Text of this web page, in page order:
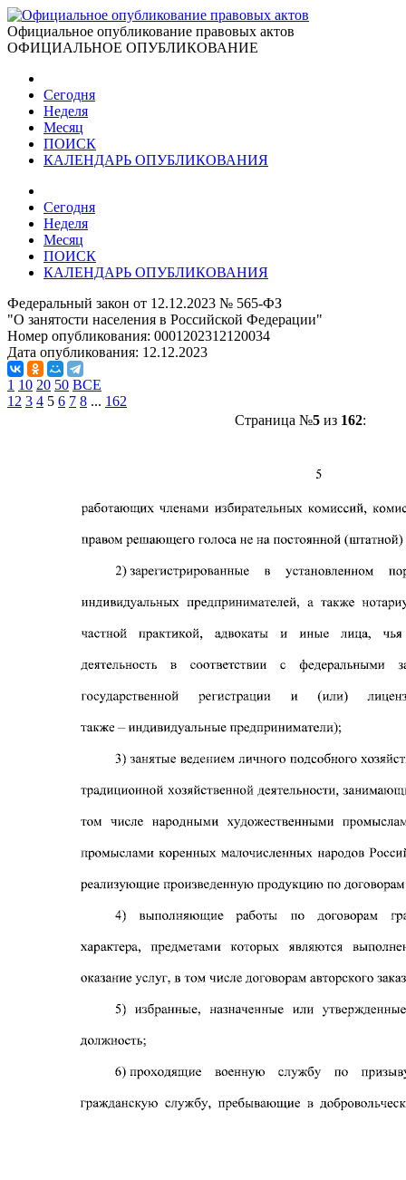
Официальное опубликование правовых актов
ОФИЦИАЛЬНОЕ ОПУБЛИКОВАНИЕ
Сегодня
Неделя
Месяц
ПОИСК
КАЛЕНДАРЬ ОПУБЛИКОВАНИЯ
Сегодня
Неделя
Месяц
ПОИСК
КАЛЕНДАРЬ ОПУБЛИКОВАНИЯ
Федеральный закон от 12.12.2023 № 565-ФЗ
"О занятости населения в Российской Федерации"
Номер опубликования: 0001202312120034
Дата опубликования: 12.12.2023
1 10 20 50 ВСЕ
1 2 3 4 5 6 7 8 ... 162
Страница №5из 162: